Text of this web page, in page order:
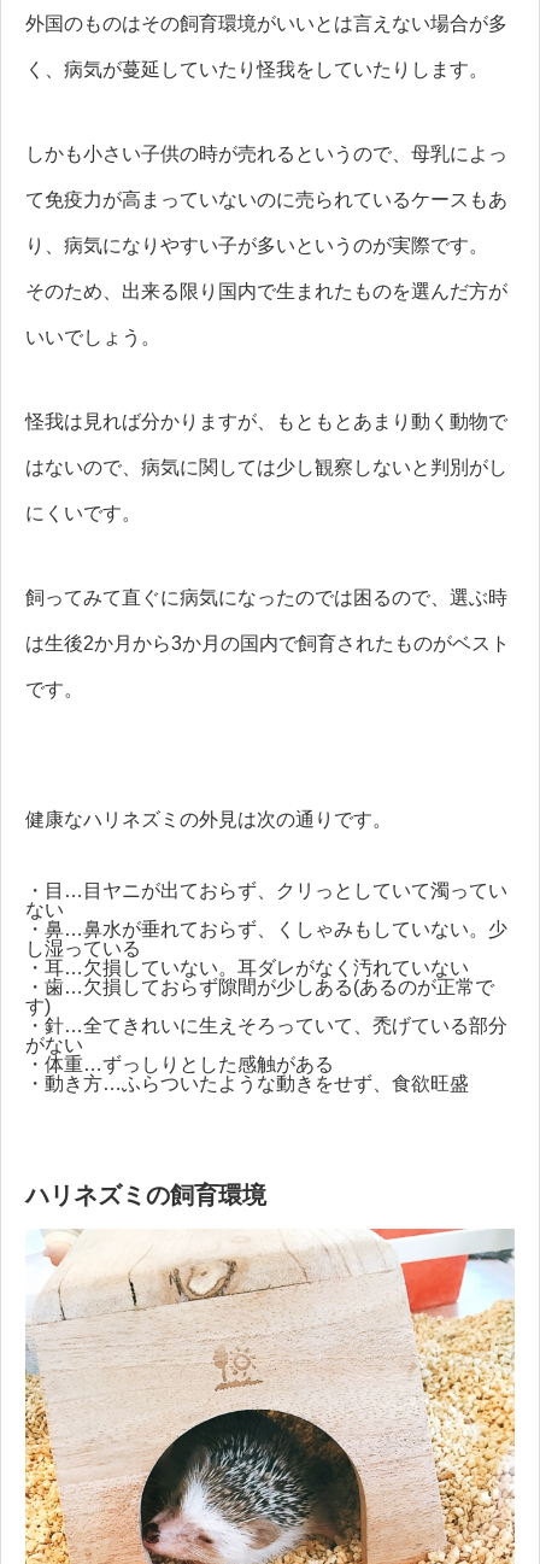
外国のものはその飼育環境がいいとは言えない場合が多
く、病気が蔓延していたり怪我をしていたりします。
しかも小さい子供の時が売れるというので、母乳によっ
て免疫力が高まっていないのに売られているケースもあ
り、病気になりやすい子が多いというのが実際です。
そのため、出来る限り国内で生まれたものを選んだ方が
いいでしょう。
怪我は見れば分かりますが、もともとあまり動く動物で
はないので、病気に関しては少し観察しないと判別がし
にくいです。
飼ってみて直ぐに病気になったのでは困るので、選ぶ時
は生後2か月から3か月の国内で飼育されたものがベスト
です。
健康なハリネズミの外見は次の通りです。
・目…目ヤニが出ておらず、クリっとしていて濁ってい
ない
・鼻…鼻水が垂れておらず、くしゃみもしていない。少
し湿っている
・耳…欠損していない。耳ダレがなく汚れていない
・歯…欠損しておらず隙間が少しある(あるのが正常で
す)
・針…全てきれいに生えそろっていて、禿げている部分
がない
・体重…ずっしりとした感触がある
・動き方…ふらついたような動きをせず、食欲旺盛
ハリネズミの飼育環境